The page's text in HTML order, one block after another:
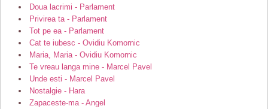
Doua lacrimi - Parlament
Privirea ta - Parlament
Tot pe ea - Parlament
Cat te iubesc - Ovidiu Komornic
Maria, Maria - Ovidiu Komornic
Te vreau langa mine - Marcel Pavel
Unde esti - Marcel Pavel
Nostalgie - Hara
Zapaceste-ma - Angel